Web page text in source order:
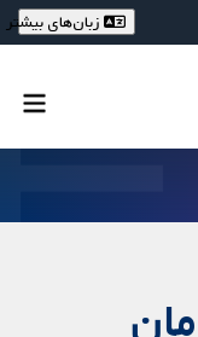
زبان‌های بیشتر